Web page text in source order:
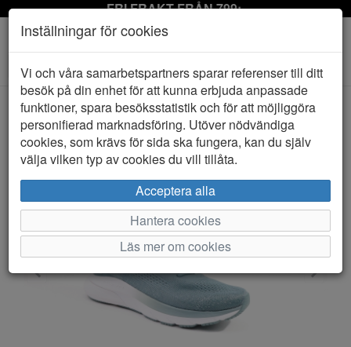
FRI FRAKT FRÅN 799:-
Toggle
navigation
HEM UNDER ARMOUR
Inställningar för cookies
Vi och våra samarbetspartners sparar referenser till ditt
besök på din enhet för att kunna erbjuda anpassade
funktioner, spara besöksstatistik och för att möjliggöra
personifierad marknadsföring. Utöver nödvändiga
cookies, som krävs för sida ska fungera, kan du själv
välja vilken typ av cookies du vill tillåta.
Acceptera alla
Hantera cookies
Läs mer om cookies